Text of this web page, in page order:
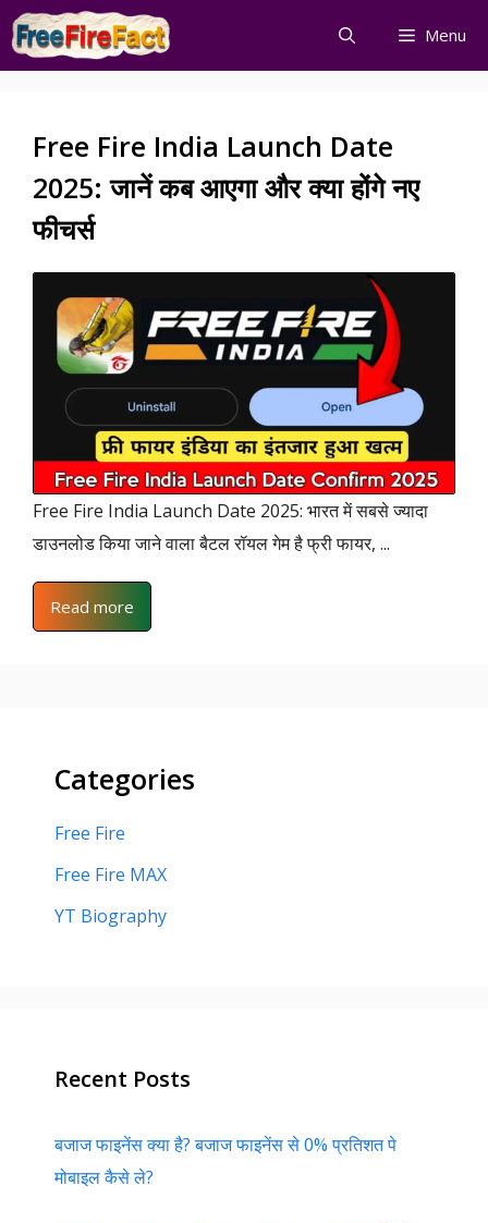
Skip
to
Menu
Free Fire India Launch Date
2025: जानें कब आएगा और क्या होंगे नए
फीचर्स
Free Fire India Launch Date 2025: भारत में सबसे ज्यादा
डाउनलोड किया जाने वाला बैटल रॉयल गेम है फ्री फायर, ...
Read more
Categories
Free Fire
Free Fire MAX
YT Biography
Recent Posts
बजाज फाइनेंस क्या है? बजाज फाइनेंस से 0% प्रतिशत पे
मोबाइल कैसे ले?